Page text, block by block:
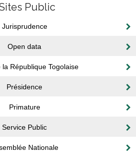
Public
Jurisprudence
Open data
la République Togolaise
Présidence
Primature
Service Public
Nationale